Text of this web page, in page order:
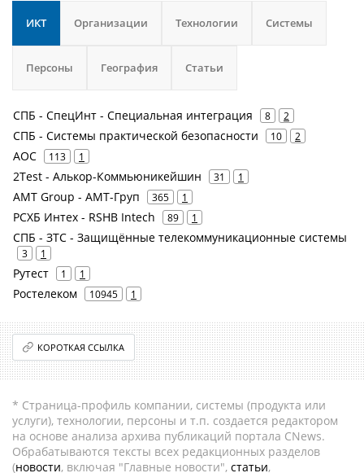
ИКТ Организации Технологии Системы
Персоны География Статьи
СПБ - СпецИнт - Специальная интеграция 8 2
СПБ - Системы практической безопасности 10 2
AOC 113 1
2Test - Алькор-Коммьюникейшин 31 1
AMT Group - АМТ-Груп 365 1
РСХБ Интех - RSHB Intech 89 1
СПБ - ЗТС - Защищённые телекоммуникационные системы
3 1
Рутест 1 1
Ростелеком 10945 1
КОРОТКАЯ ССЫЛКА
* Страница-профиль компании, системы (продукта или
услуги), технологии, персоны и т.п. создается редактором
на основе анализа архива публикаций портала CNews.
Обрабатываются тексты всех редакционных разделов
(новости, включая "Главные новости", статьи,